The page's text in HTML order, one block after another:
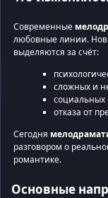
Современные
любовные линии.
выделяются за счёт:
сложных и
социальных
отказа от
Сегодня
разговором о
романтике.
Основные